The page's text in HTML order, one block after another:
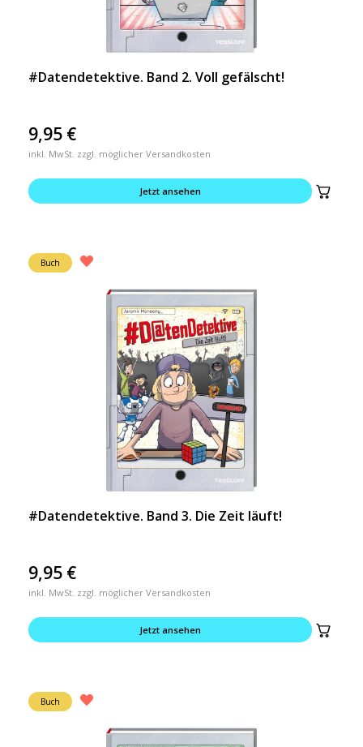
#Datendetektive. Band 2. Voll gefälscht!
9,95 €
inkl. MwSt. zzgl. möglicher Versandkosten
Jetzt ansehen
Buch
#Datendetektive. Band 3. Die Zeit läuft!
9,95 €
inkl. MwSt. zzgl. möglicher Versandkosten
Jetzt ansehen
Buch